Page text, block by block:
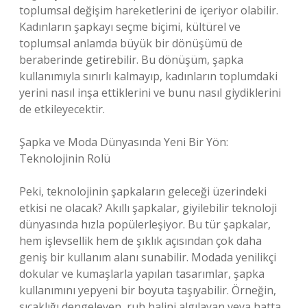
toplumsal değişim hareketlerini de içeriyor olabilir.
Kadınların şapkayı seçme biçimi, kültürel ve
toplumsal anlamda büyük bir dönüşümü de
beraberinde getirebilir. Bu dönüşüm, şapka
kullanımıyla sınırlı kalmayıp, kadınların toplumdaki
yerini nasıl inşa ettiklerini ve bunu nasıl giydiklerini
de etkileyecektir.
Şapka ve Moda Dünyasında Yeni Bir Yön:
Teknolojinin Rolü
Peki, teknolojinin şapkaların geleceği üzerindeki
etkisi ne olacak? Akıllı şapkalar, giyilebilir teknoloji
dünyasında hızla popülerleşiyor. Bu tür şapkalar,
hem işlevsellik hem de şıklık açısından çok daha
geniş bir kullanım alanı sunabilir. Modada yenilikçi
dokular ve kumaşlarla yapılan tasarımlar, şapka
kullanımını yepyeni bir boyuta taşıyabilir. Örneğin,